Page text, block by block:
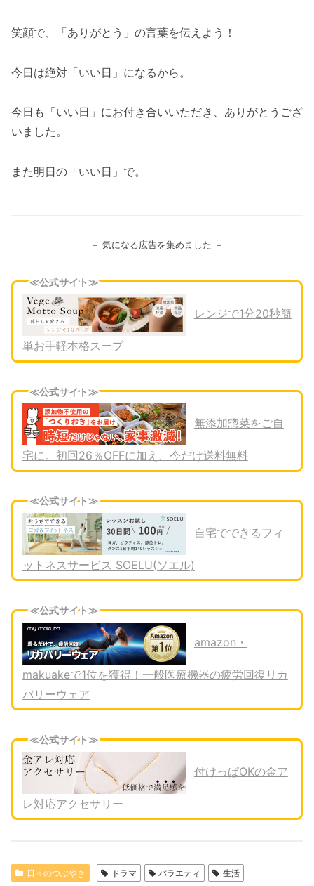
笑顔で、「ありがとう」の言葉を伝えよう！
今日は絶対「いい日」になるから。
今日も「いい日」にお付き合いいただき、ありがとうござ
いました。
また明日の「いい日」で。
－ 気になる広告を集めました －
≪公式サイト≫
レンジで1分20秒簡
単お手軽本格スープ
≪公式サイト≫
無添加惣菜をご自
宅に。初回26％OFFに加え、今だけ送料無料
≪公式サイト≫
自宅でできるフィ
ットネスサービス SOELU(ソエル)
≪公式サイト≫
amazon・
makuakeで1位を獲得！一般医療機器の疲労回復リカ
バリーウェア
≪公式サイト≫
付けっぱOKの金ア
レ対応アクセサリー
日々のつぶやき ドラマ バラエティ 生活